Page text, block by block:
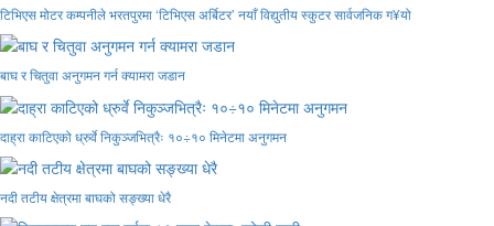
टिभिएस मोटर कम्पनीले भरतपुरमा ‘टिभिएस अर्बिटर’ नयाँ विद्युतीय स्कुटर सार्वजनिक ग¥यो
बाघ र चितुवा अनुगमन गर्न क्यामरा जडान
दाह्रा काटिएको ध्रुर्वे निकुञ्जभित्रैः १०÷१० मिनेटमा अनुगमन
नदी तटीय क्षेत्रमा बाघको सङ्ख्या धेरै